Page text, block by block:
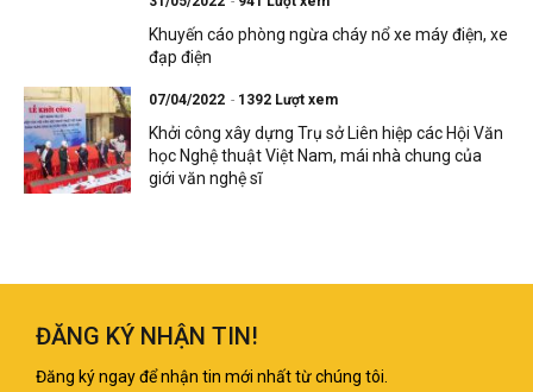
Khuyến cáo phòng ngừa cháy nổ xe máy điện, xe
đạp điện
07/04/2022 1392 Lượt xem
Khởi công xây dựng Trụ sở Liên hiệp các Hội Văn
học Nghệ thuật Việt Nam, mái nhà chung của
giới văn nghệ sĩ
ĐĂNG KÝ NHẬN TIN!
Đăng ký ngay để nhận tin mới nhất từ chúng tôi.